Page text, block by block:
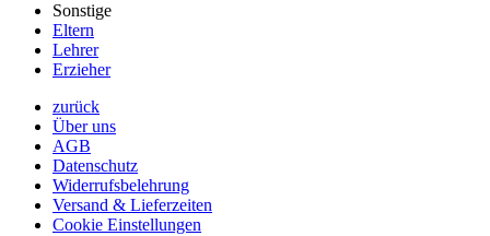
Sonstige
Eltern
Lehrer
Erzieher
zurück
Über uns
AGB
Datenschutz
Widerrufsbelehrung
Versand & Lieferzeiten
Cookie Einstellungen